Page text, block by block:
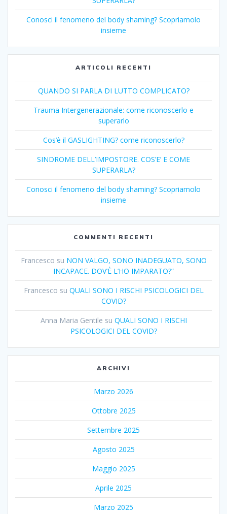
Conosci il fenomeno del body shaming? Scopriamolo
insieme
ARTICOLI RECENTI
QUANDO SI PARLA DI LUTTO COMPLICATO?
Trauma Intergenerazionale: come riconoscerlo e
superarlo
Cos’è il GASLIGHTING? come riconoscerlo?
SINDROME DELL’IMPOSTORE. COS’E’ E COME
SUPERARLA?
Conosci il fenomeno del body shaming? Scopriamolo
insieme
COMMENTI RECENTI
Francesco su NON VALGO, SONO INADEGUATO, SONO
INCAPACE. DOV’È L’HO IMPARATO?”
Francesco su QUALI SONO I RISCHI PSICOLOGICI DEL
COVID?
Anna Maria Gentile su QUALI SONO I RISCHI
PSICOLOGICI DEL COVID?
ARCHIVI
Marzo 2026
Ottobre 2025
Settembre 2025
Agosto 2025
Maggio 2025
Aprile 2025
Marzo 2025